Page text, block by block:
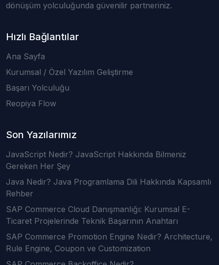
dönüşüm yolculuğunda güvenilir partneriniz.
Hızlı Bağlantılar
Ana Sayfa
Kurumsal / Özel Yazılım Geliştirme
Başarı Yolculuğu
Reopiya Flow
Son Yazılarımız
JavaScript Nedir? JavaScript Hakkında Bilmeniz
Gereken Her Şey
Java Nedir? Java Programlama Dili Hakkında Kapsamlı
Rehber
SAP Commerce Cloud Danışmanlığı: Kurumsal E-
Ticaret Projelerinde Teknik Başarının Anahtarı
SAP Commerce Promotion Engine Nedir? Architecture,
Rule Engine, Coupon ve Customization